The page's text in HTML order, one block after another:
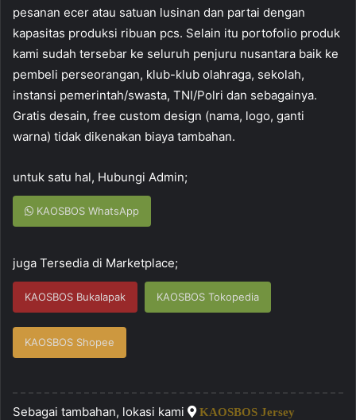
pesanan ecer atau satuan lusinan dan partai dengan
kapasitas produksi ribuan pcs. Selain itu portofolio produk
kami sudah tersebar ke seluruh penjuru nusantara baik ke
pembeli perseorangan, klub-klub olahraga, sekolah,
instansi pemerintah/swasta, TNI/Polri dan sebagainya.
Gratis desain, free custom design (nama, logo, ganti
warna) tidak dikenakan biaya tambahan.
untuk satu hal, Hubungi Admin;
KAOSBOS WhatsApp
juga Tersedia di Marketplace;
KAOSBOS Bukalapak KAOSBOS Tokopedia
KAOSBOS Shopee
Sebagai tambahan, lokasi kami KAOSBOS Jersey